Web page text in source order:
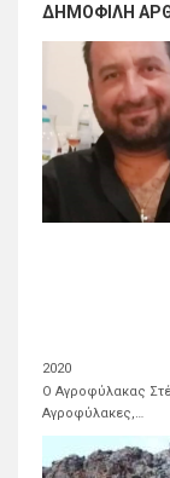
ΔΗΜΟΦΙΛΉ
2020
Ο Αγροφύλακας
Αγροφύλακες,…